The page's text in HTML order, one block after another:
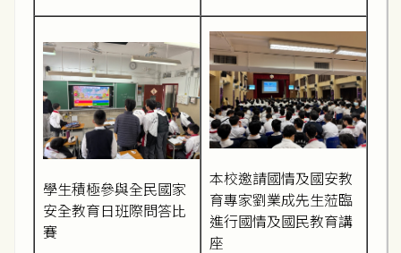
學生積極參與全民國家
安全教育日班際問答比
賽
本校邀請國情及國安教
育專家劉業成先生蒞臨
進行國情及國民教育講
座